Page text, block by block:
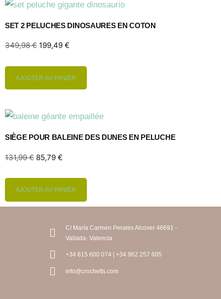
SET 2 PELUCHES DINOSAURES EN COTON
349,98€ 199,49 €
AJOUTER AU PANIER
SIÈGE POUR BALEINE DES DUNES EN PELUCHE
131,99€ 85,79 €
AJOUTER AU PANIER
C/ María Carmen Perales Alcover 46691 -
Vallada- Valencia
+34 615 600 074 | +34 962 257 605
info@crochetts.com